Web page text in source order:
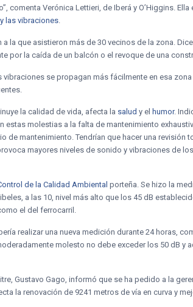
comenta Verónica Lettieri, de Iberá y O’Higgins.
las vibraciones.
la que asistieron más de 30 vecinos de la zona.
por la caída de un balcón o el revoque de una
se propagan más fácilmente en esa
la calidad de vida, afecta la salud y el humor.
molestias a la falta de mantenimiento
mantenimiento. Tendrían que hacer una revisión
mayores niveles de sonido y vibraciones de
de la Calidad Ambiental porteña. Se hizo la
a las 10, nivel más alto que los 45 dB
el del ferrocarril.
realizar una nueva medición durante 24 horas,
molesto no debe exceder los 50 dB y
Gustavo Gago, informó que se ha pedido a la
la renovación de 9241 metros de vía en curva y